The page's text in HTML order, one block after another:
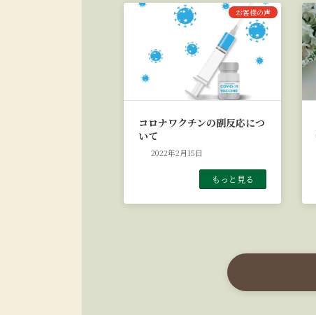
お客様の声
コロナワクチンの副反応につ
いて
2022年2月15日
もっと見る